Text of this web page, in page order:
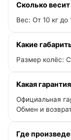
Сколько весит
Вес: От 10 кг до
Какие
Размер колёс:
Какая
Официальная
Обмен и
Где